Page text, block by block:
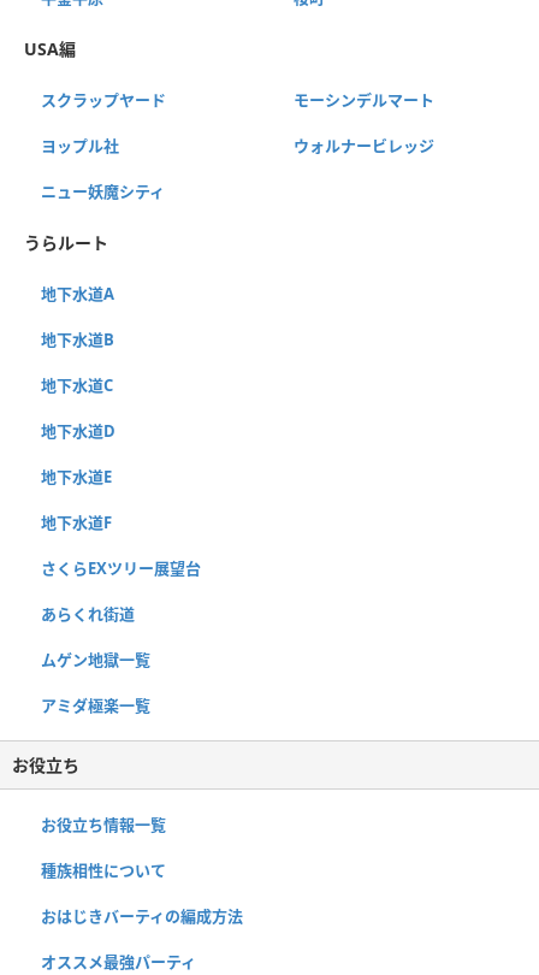
USA編
スクラップヤード モーシンデルマート
ヨップル社 ウォルナービレッジ
ニュー妖魔シティ
うらルート
地下水道A
地下水道B
地下水道C
地下水道D
地下水道E
地下水道F
さくらEXツリー展望台
あらくれ街道
ムゲン地獄一覧
アミダ極楽一覧
お役立ち
お役立ち情報一覧
種族相性について
おはじきバーティの編成方法
オススメ最強パーティ